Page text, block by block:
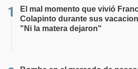
El mal momento que vivió
Colapinto durante sus
"Ni la matera dejaron"